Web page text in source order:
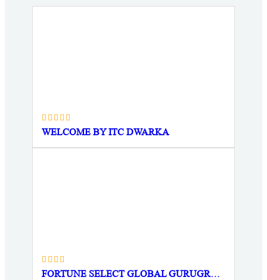
WELCOME BY ITC DWARKA
FORTUNE SELECT GLOBAL GURUGRAM